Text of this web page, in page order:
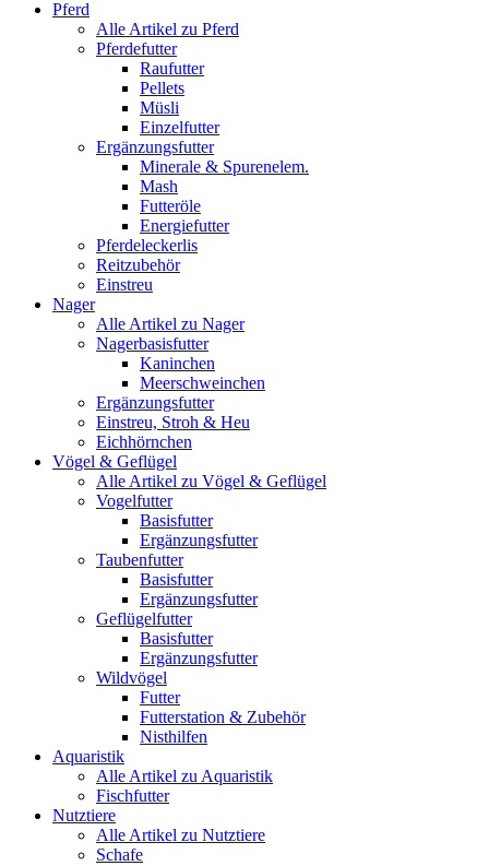
Pferd
Alle Artikel zu Pferd
Pferdefutter
Raufutter
Pellets
Müsli
Einzelfutter
Ergänzungsfutter
Minerale & Spurenelem.
Mash
Futteröle
Energiefutter
Pferdeleckerlis
Reitzubehör
Einstreu
Nager
Alle Artikel zu Nager
Nagerbasisfutter
Kaninchen
Meerschweinchen
Ergänzungsfutter
Einstreu, Stroh & Heu
Eichhörnchen
Vögel & Geflügel
Alle Artikel zu Vögel & Geflügel
Vogelfutter
Basisfutter
Ergänzungsfutter
Taubenfutter
Basisfutter
Ergänzungsfutter
Geflügelfutter
Basisfutter
Ergänzungsfutter
Wildvögel
Futter
Futterstation & Zubehör
Nisthilfen
Aquaristik
Alle Artikel zu Aquaristik
Fischfutter
Nutztiere
Alle Artikel zu Nutztiere
Schafe